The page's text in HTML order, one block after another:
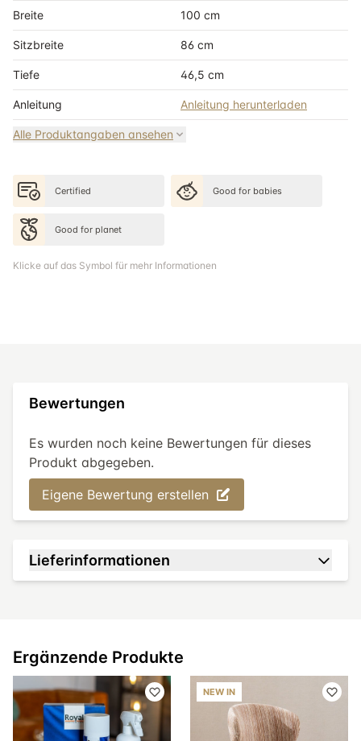
Breite 100 cm
Sitzbreite 86 cm
Tiefe 46,5 cm
Anleitung Anleitung herunterladen
Alle Produktangaben ansehen
Certified Good for babies
Good for planet
Klicke auf das Symbol für mehr Informationen
Bewertungen
Es wurden noch keine Bewertungen für dieses
Produkt abgegeben.
Eigene Bewertung erstellen
Lieferinformationen
Ergänzende Produkte
NEW IN